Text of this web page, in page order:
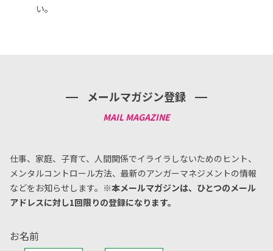
い。
メールマガジン登録
仕事、家庭、子育て、人間関係でイライラしないためのヒント、
メンタルコントロール方法、 最新のアンガーマネジメントの情報
などをお知らせします。 ※本メールマガジンは、ひとつのメール
アドレスに対し1回限りの登録になります。
お名前